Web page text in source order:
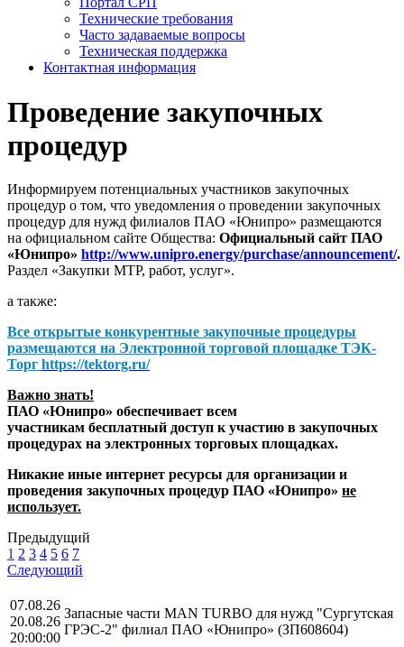
Технические требования
Часто задаваемые вопросы
Техническая поддержка
Контактная информация
Проведение закупочных
процедур
Информируем потенциальных участников закупочных
процедур о том, что уведомления о проведении закупочных
процедур для нужд филиалов ПАО «Юнипро» размещаются
на официальном сайте Общества: Официальный сайт ПАО
«Юнипро» http://www.unipro.energy/purchase/announcement/.
Раздел «Закупки МТР, работ, услуг».
а также:
Все открытые конкурентные закупочные процедуры
размещаются на Электронной торговой площадке ТЭК-
Торг https://tektorg.ru/
Важно знать!
ПАО «Юнипро» обеспечивает всем
участникам бесплатный доступ к участию в закупочных
процедурах на электронных торговых площадках.
Никакие иные интернет ресурсы для организации и
проведения закупочных процедур ПАО «Юнипро» не
использует.
Предыдущий
1 2 3 4 5 6 7
Следующий
07.08.26
20.08.26
20:00:00
Запасные части MAN TURBO для нужд "Сургутская
ГРЭС-2" филиал ПАО «Юнипро» (ЗП608604)